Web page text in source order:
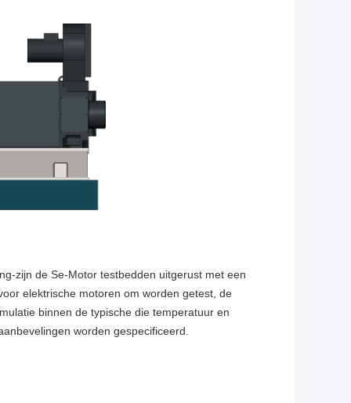
zijn de Se-Motor testbedden uitgerust met een
elektrische motoren om worden getest, de
binnen de typische die temperatuur en
worden gespecificeerd.